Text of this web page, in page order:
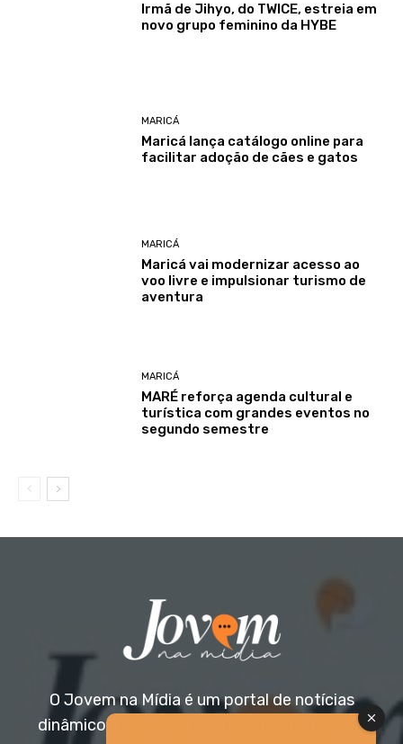
Irmã de Jihyo, do TWICE, estreia em
novo grupo feminino da HYBE
MARICÁ
Maricá lança catálogo online para
facilitar adoção de cães e gatos
MARICÁ
Maricá vai modernizar acesso ao
voo livre e impulsionar turismo de
aventura
MARICÁ
MARÉ reforça agenda cultural e
turística com grandes eventos no
segundo semestre
O Jovem na Mídia é um portal de notícias
dinâmico e acessível, voltado para o público